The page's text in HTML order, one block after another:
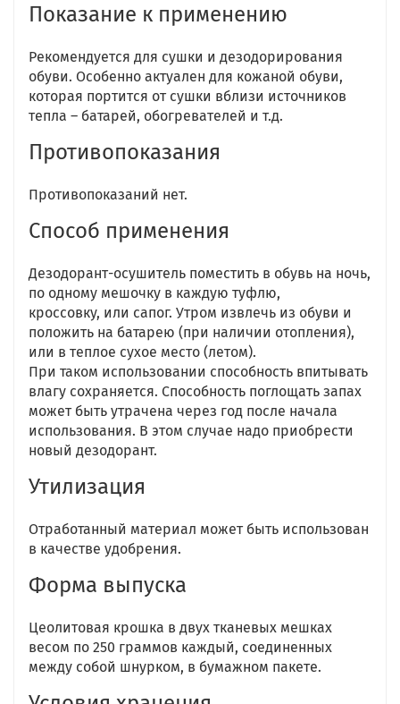
Показание к применению
Рекомендуется для сушки и дезодорирования
обуви. Особенно актуален для кожаной обуви,
которая портится от сушки вблизи источников
тепла – батарей, обогревателей и т.д.
Противопоказания
Противопоказаний нет.
Способ применения
Дезодорант-осушитель поместить в обувь на ночь,
по одному мешочку в каждую туфлю,
кроссовку, или сапог. Утром извлечь из обуви и
положить на батарею (при наличии отопления),
или в теплое сухое место (летом).
При таком использовании способность впитывать
влагу сохраняется. Способность поглощать запах
может быть утрачена через год после начала
использования. В этом случае надо приобрести
новый дезодорант.
Утилизация
Отработанный материал может быть использован
в качестве удобрения.
Форма выпуска
Цеолитовая крошка в двух тканевых мешках
весом по 250 граммов каждый, соединенных
между собой шнурком, в бумажном пакете.